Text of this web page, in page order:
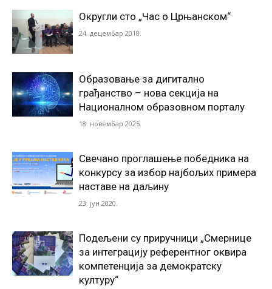
Округли сто „Час о Црњанском“
24. децембар 2018.
Образовање за дигитално
грађанство – нова секција на
Националном образовном порталу
18. новембар 2025.
Свечано проглашење победника на
конкурсу за избор најбољих примера
наставе на даљину
23. јун 2020.
Подељени су приручници „Смернице
за интеграцију референтног оквира
компетенција за демократску
културу“